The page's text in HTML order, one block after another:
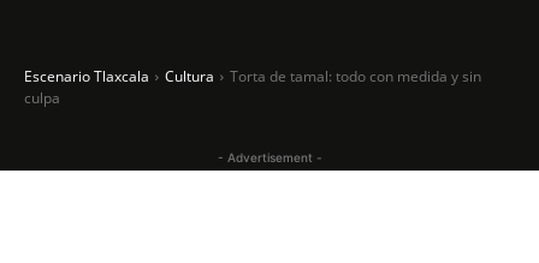
Escenario Tlaxcala Cultura
Torta de tamal: todo con medida y sin
culpa
- Advertisement -